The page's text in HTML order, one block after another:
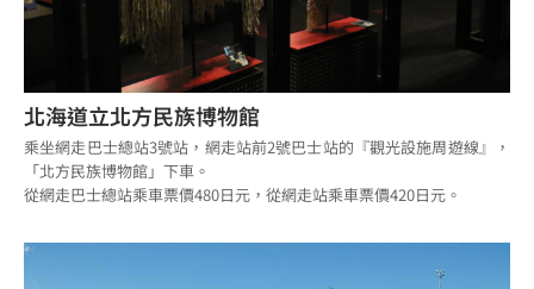
北海道立北方民族博物館
乘坐網走巴士總站3號站，網走站前2號巴士站的『觀光設施周遊線』，
「北方民族博物館」下車。
從網走巴士總站乘車票價480日元，從網走站乘車票價420日元。